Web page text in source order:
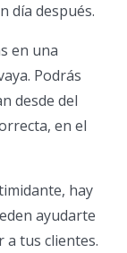
día después.
en una
Podrás
desde del
en el
hay
ayudarte
a tus clientes.